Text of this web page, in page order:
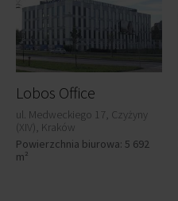
Lobos Office
ul. Medweckiego 17, Czyżyny
(XIV), Kraków
Powierzchnia biurowa: 5 692
m²